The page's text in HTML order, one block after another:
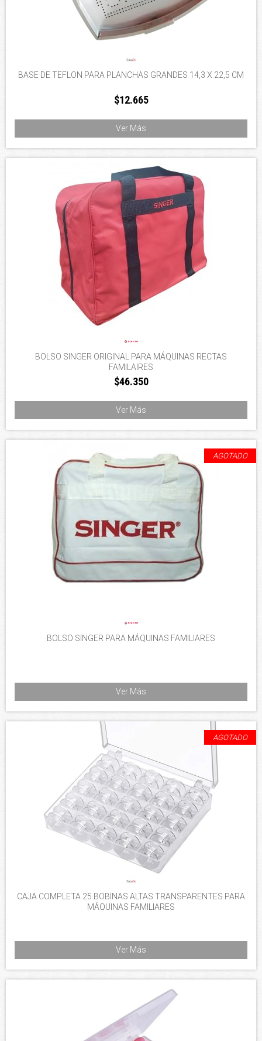
BASE DE TEFLON PARA PLANCHAS GRANDES 14,3 X 22,5 CM
$12.665
Ver Más
BOLSO SINGER ORIGINAL PARA MÁQUINAS RECTAS
FAMILAIRES
$46.350
Ver Más
AGOTADO
BOLSO SINGER PARA MÁQUINAS FAMILIARES
Ver Más
AGOTADO
CAJA COMPLETA 25 BOBINAS ALTAS TRANSPARENTES PARA
MÁQUINAS FAMILIARES
Ver Más